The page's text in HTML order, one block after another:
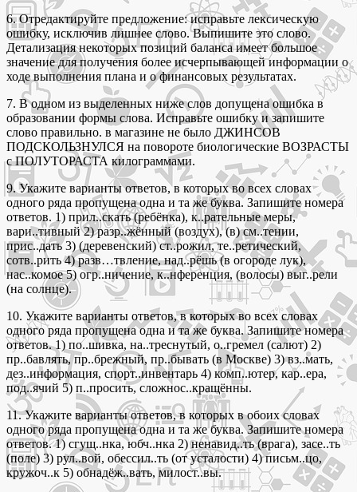
6. Отредактируйте предложение: исправьте лексическую
ошибку, исключив лишнее слово. Выпишите это слово.
Детализация некоторых позиций баланса имеет большое
значение для получения более исчерпывающей информации о
ходе выполнения плана и о финансовых результатах.
7. В одном из выделенных ниже слов допущена ошибка в
образовании формы слова. Исправьте ошибку и запишите
слово правильно. в магазине не было ДЖИНСОВ
ПОДСКОЛЬЗНУЛСЯ на повороте биологические ВОЗРАСТЫ
с ПОЛУТОРАСТА килограммами.
9. Укажите варианты ответов, в которых во всех словах
одного ряда пропущена одна и та же буква. Запишите номера
ответов. 1) прил..скать (ребёнка), к..рательные меры,
вари..тивный 2) разр..жённый (воздух), (в) см..тении,
прис..дать 3) (деревенский) ст..рожил, те..ретический,
сотв..рить 4) разв…твление, над..рёшь (в огороде лук),
нас..комое 5) огр..ничение, к..нференция, (волосы) выг..рели
(на солнце).
10. Укажите варианты ответов, в которых во всех словах
одного ряда пропущена одна и та же буква. Запишите номера
ответов. 1) по..шивка, на..треснутый, о..гремел (салют) 2)
пр..бавлять, пр..брежный, пр..бывать (в Москве) 3) вз..мать,
дез..информация, спорт..инвентарь 4) комп..ютер, кар..ера,
под..ячий 5) п..просить, сложнос..кращённы.
11. Укажите варианты ответов, в которых в обоих словах
одного ряда пропущена одна и та же буква. Запишите номера
ответов. 1) сгущ..нка, юбч..нка 2) ненавид..ть (врага), засе..ть
(поле) 3) рул..вой, обессил..ть (от усталости) 4) письм..цо,
кружоч..к 5) обнадёж..вать, милост..вы.